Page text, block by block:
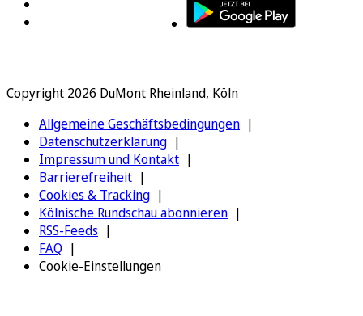
Copyright 2026 DuMont Rheinland, Köln
Allgemeine Geschäftsbedingungen
Datenschutzerklärung
Impressum und Kontakt
Barrierefreiheit
Cookies & Tracking
Kölnische Rundschau abonnieren
RSS-Feeds
FAQ
Cookie-Einstellungen